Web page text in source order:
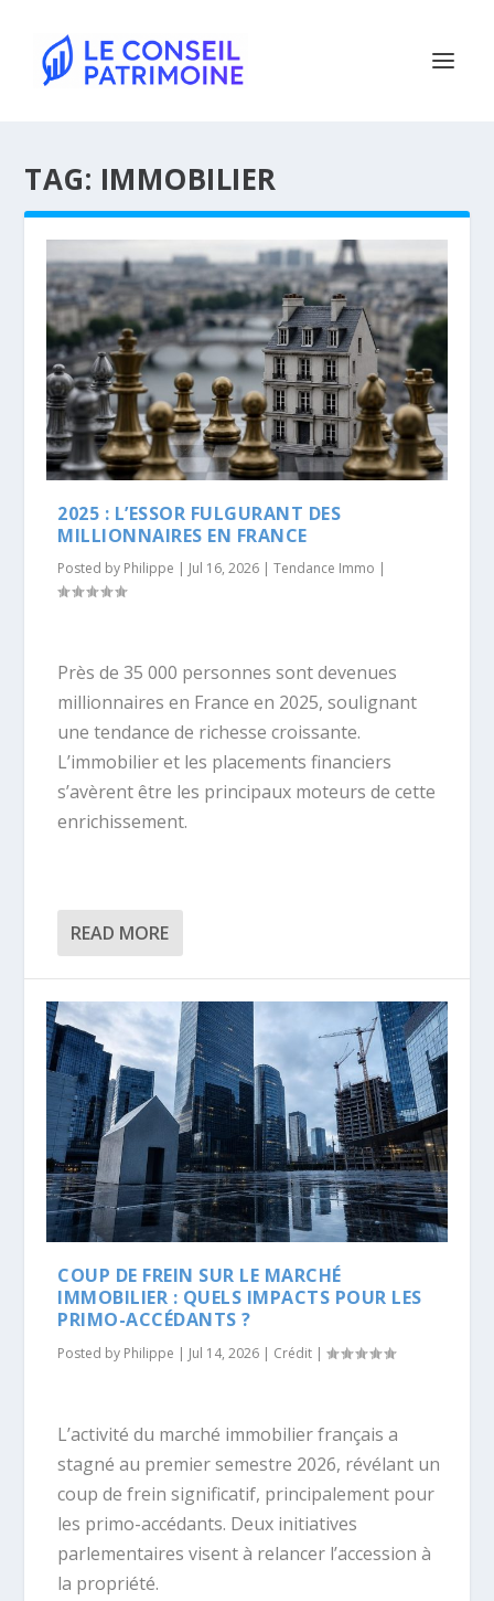
TAG: IMMOBILIER
2025 : L’ESSOR FULGURANT DES
MILLIONNAIRES EN FRANCE
Posted by Philippe | Jul 16, 2026 |Tendance Immo |
Près de 35 000 personnes sont devenues
millionnaires en France en 2025, soulignant
une tendance de richesse croissante.
L’immobilier et les placements financiers
s’avèrent être les principaux moteurs de cette
enrichissement.
READ MORE
COUP DE FREIN SUR LE MARCHÉ
IMMOBILIER : QUELS IMPACTS POUR LES
PRIMO-ACCÉDANTS ?
Posted by Philippe | Jul 14, 2026 | Crédit |
L’activité du marché immobilier français a
stagné au premier semestre 2026, révélant un
coup de frein significatif, principalement pour
les primo-accédants. Deux initiatives
parlementaires visent à relancer l’accession à
la propriété.